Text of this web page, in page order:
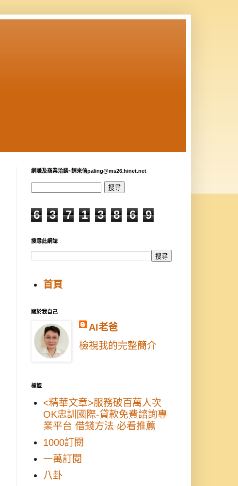
網賺及商業洽談~請來信paling@ms26.hinet.net
6 3 7 1 3 8 6 9
搜尋此網誌
首頁
關於我自己
AI老爸
檢視我的完整簡介
標籤
<精華文章>服務破百萬人次
OK忠訓國際-貸款免費諮詢專
業平台 借錢方法 必看推薦
1000訂閱
一萬訂閱
八卦